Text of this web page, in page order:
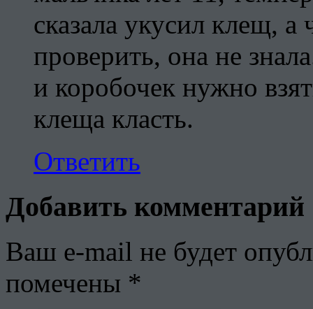
сказала укусил клещ, а
проверить, она не
и коробочек нужно
клеща класть.
Ответить
Добавить комментарий
Ваш e-mail не будет
помечены *